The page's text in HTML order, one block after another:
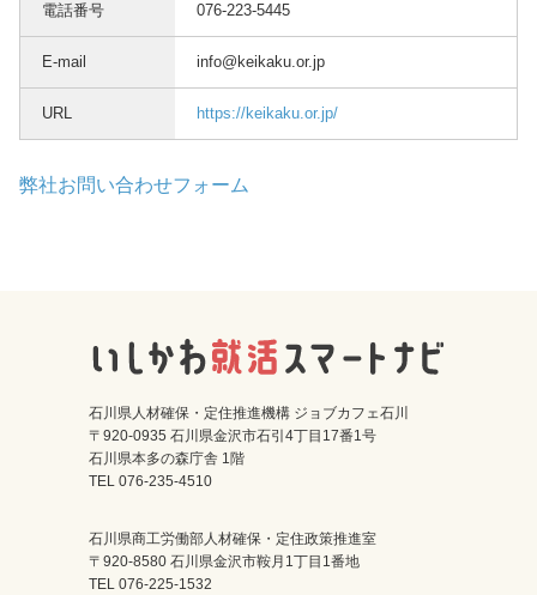
電話番号 076-223-5445
E-mail info@keikaku.or.jp
URL https://keikaku.or.jp/
弊社お問い合わせフォーム
石川県人材確保・定住推進機構 ジョブカフェ石川
〒920-0935 石川県金沢市石引4丁目17番1号
石川県本多の森庁舎 1階
TEL 076-235-4510
石川県商工労働部人材確保・定住政策推進室
〒920-8580 石川県金沢市鞍月1丁目1番地
TEL 076-225-1532